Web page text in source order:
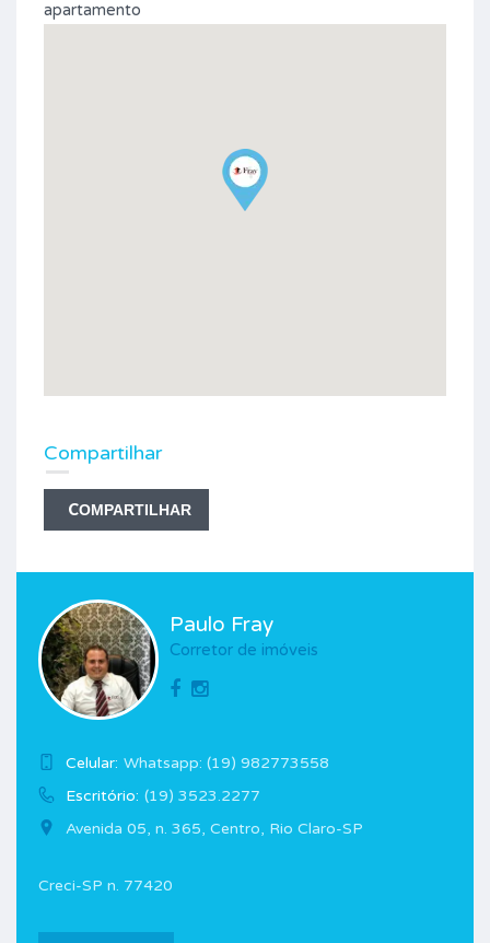
apartamento
Compartilhar
COMPARTILHAR
Paulo Fray
Corretor de imóveis
Celular: Whatsapp: (19) 982773558
Escritório: (19) 3523.2277
Avenida 05, n. 365, Centro, Rio Claro-SP
Creci-SP n. 77420